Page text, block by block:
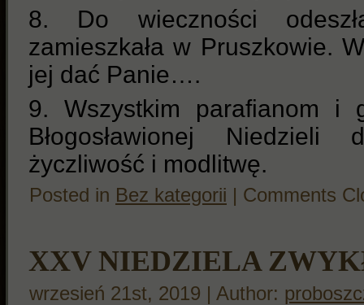
8. Do wieczności
zamieszkała w Pruszkowie.
jej dać Panie….
9. Wszystkim parafianom i
Błogosławionej
życzliwość i modlitwę.
Posted in Bez kategorii Comments
XXV NIEDZIELA
wrzesień 21st, 2019 | Author: